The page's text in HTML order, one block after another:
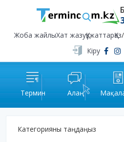
Жоба жайлыХат жазуҚұжаттарҚаз/
Кіру
Термин Алаң
Категорияны таңдаңыз